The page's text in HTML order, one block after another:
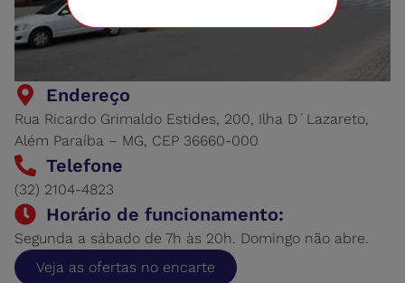
Endereço
Rua Ricardo Grimaldo Estides, 200, Ilha D´Lazareto,
Além Paraíba – MG, CEP 36660-000
Telefone
(32) 2104-4823
Horário de funcionamento:
Segunda a sábado de 7h às 20h. Domingo não abre.
Veja as ofertas no encarte